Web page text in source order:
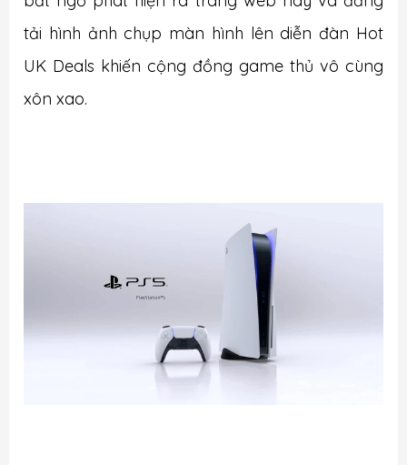
tải hình ảnh chụp màn hình lên diễn đàn Hot
UK Deals khiến cộng đồng game thủ vô cùng
xôn xao.